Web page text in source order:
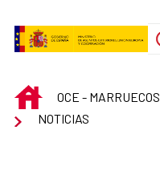
INICIOOCE - MARRUECOS
NOTICIAS